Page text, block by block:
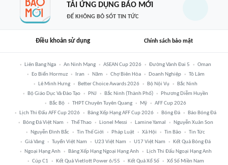
TẢI ỨNG DỤNG BÁO MỚI
ĐỂ KHÔNG BỎ SÓT TIN TỨC
Điều khoản sử dụng Chính sách bảo mật
Liên Bang Nga An Ninh Mạng ASEAN Cup 2026 Đường Vành Đai 5
Oman
Eo Biển Hormuz
Iran Năm Chợ Biên Hòa Doanh Nghiệp
Tô Lâm
Lê Minh Hưng
Better Choice Awards 2026 Bộ Nội Vụ
Bắc Ninh
Bộ Giáo Dục Và Đào Tạo
PNJ Bắc Ninh (thành Phố)
Phương Diễm Huyền
Bắc Bộ
THPT Chuyên Tuyên Quang Mỹ
AFF Cup 2026
Lịch Thi Đấu AFF Cup 2026
Bảng Xếp Hạng AFF Cup 2026 Bóng Đá
Báo Bóng Đá
Bóng Đá Việt Nam
Thể Thao Lionel Messi Lamine Yamal
Nguyễn Xuân Son
Nguyễn Đình Bắc
Tin Thế Giới Pháp Luật Xã Hội Tin Bão
Tin Tức
Giá Vàng
Tuyển Việt Nam U23 Việt Nam U17 Việt Nam
Kết Quả Bóng Đá
Ngoại Hạng Anh
Bảng Xếp Hạng Ngoại Hạng Anh
Lịch Thi Đấu Ngoại Hạng Anh
Cúp C1
Kết Quả Vietlott Power 6/55 Kết Quả Xổ Số Xổ Số Miền Nam